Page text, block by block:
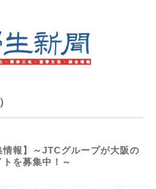
情報】～JTCグループが大阪の
トを募集中！～